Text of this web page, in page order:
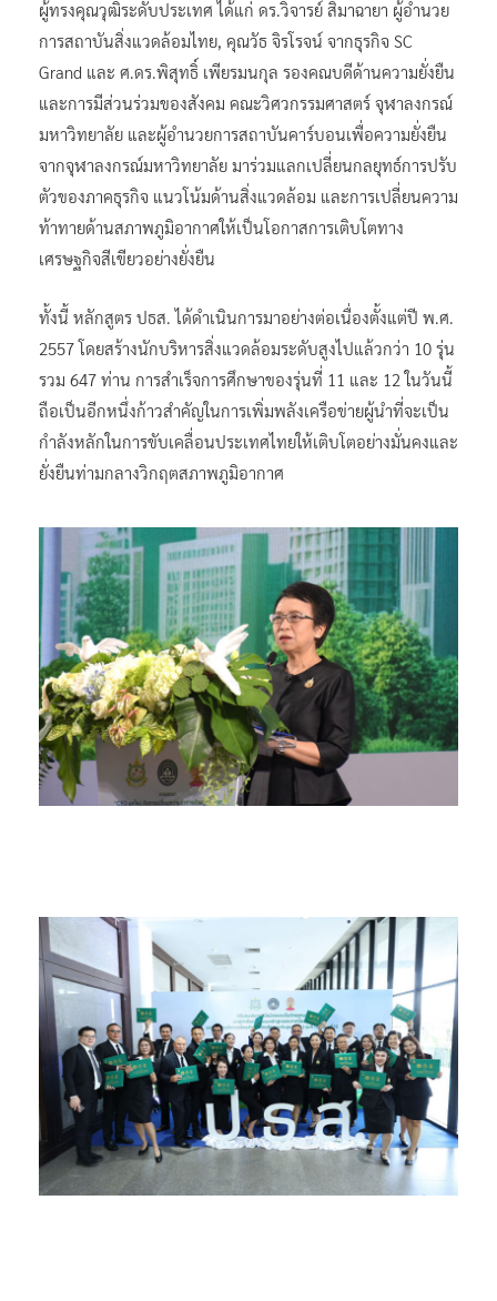
ผู้ทรงคุณวุฒิระดับประเทศ ได้แก่ ดร.วิจารย์ สิมาฉายา ผู้อำนวย
การสถาบันสิ่งแวดล้อมไทย, คุณวัธ จิรโรจน์ จากธุรกิจ SC
Grand และ ศ.ดร.พิสุทธิ์ เพียรมนกุล รองคณบดีด้านความยั่งยืน
และการมีส่วนร่วมของสังคม คณะวิศวกรรมศาสตร์ จุฬาลงกรณ์
มหาวิทยาลัย และผู้อำนวยการสถาบันคาร์บอนเพื่อความยั่งยืน
จากจุฬาลงกรณ์มหาวิทยาลัย มาร่วมแลกเปลี่ยนกลยุทธ์การปรับ
ตัวของภาคธุรกิจ แนวโน้มด้านสิ่งแวดล้อม และการเปลี่ยนความ
ท้าทายด้านสภาพภูมิอากาศให้เป็นโอกาสการเติบโตทาง
เศรษฐกิจสีเขียวอย่างยั่งยืน
ทั้งนี้ หลักสูตร ปธส. ได้ดำเนินการมาอย่างต่อเนื่องตั้งแต่ปี พ.ศ.
2557 โดยสร้างนักบริหารสิ่งแวดล้อมระดับสูงไปแล้วกว่า 10 รุ่น
รวม 647 ท่าน การสำเร็จการศึกษาของรุ่นที่ 11 และ 12 ในวันนี้
ถือเป็นอีกหนึ่งก้าวสำคัญในการเพิ่มพลังเครือข่ายผู้นำที่จะเป็น
กำลังหลักในการขับเคลื่อนประเทศไทยให้เติบโตอย่างมั่นคงและ
ยั่งยืนท่ามกลางวิกฤตสภาพภูมิอากาศ